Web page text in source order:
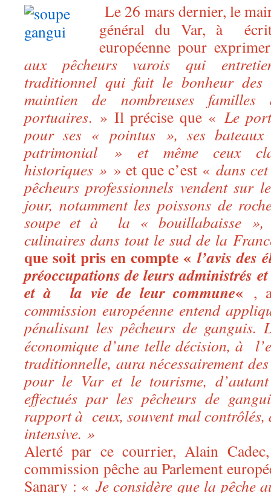
Le 26 mars dernier, le
général du Var, à
européenne pour
aux pêcheurs varois qui
traditionnel qui fait le bonheur des
maintien de nombreuses
portuaires. » Il précise que « Le
pour ses « pointus », ses bateaux
patrimonial » et même ceux
historiques » » et que c’est «dans
pêcheurs professionnels vendent sur
jour, notamment les poissons de
soupe et à la « bouillabaisse »,
culinaires dans tout le sud de la
que soit pris en compte «l’avis des
préoccupations de leurs administrés
et à la vie de leur commune« ,
commission européenne entend
pénalisant les pêcheurs de ganguis.
économique d’une telle décision, à
traditionnelle, aura nécessairement des
pour le Var et le tourisme, d’autant
effectués par les pêcheurs de
rapport à ceux, souvent mal contrôlés,
intensive. »
Alerté par ce courrier, Alain
commission pêche au Parlement
Sanary : « Je considère que la pêche